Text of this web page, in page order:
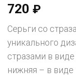
720 ₽
Серьги со
уникального
стразами в
нижняя – в виде